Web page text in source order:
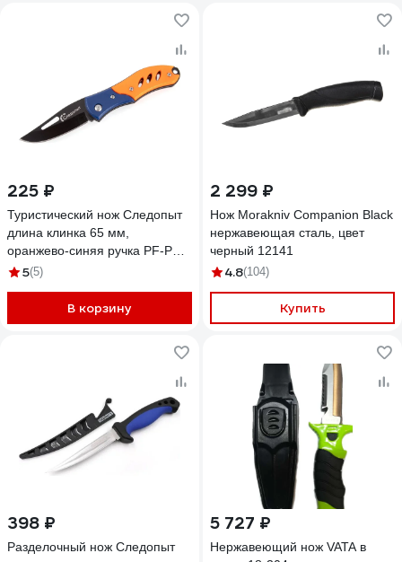
225 ₽
Туристический нож Следопыт
длина клинка 65 мм,
оранжево-синяя ручка PF-PK-
325(5)
В корзину
2 299 ₽
Нож Morakniv Companion Black
нержавеющая сталь, цвет
черный 12141
4.8(104)
Купить
398 ₽
Разделочный нож Следопыт
5 727 ₽
Нержавеющий нож VATA в